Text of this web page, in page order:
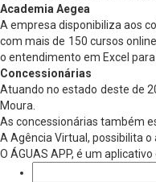
Academia Aegea
A empresa disponibiliza aos
com mais de 150 cursos
o entendimento em Excel
Concessionárias
Atuando no estado deste de
Moura.
As concessionárias também
A Agência Virtual, possibilita
O ÁGUAS APP, é um